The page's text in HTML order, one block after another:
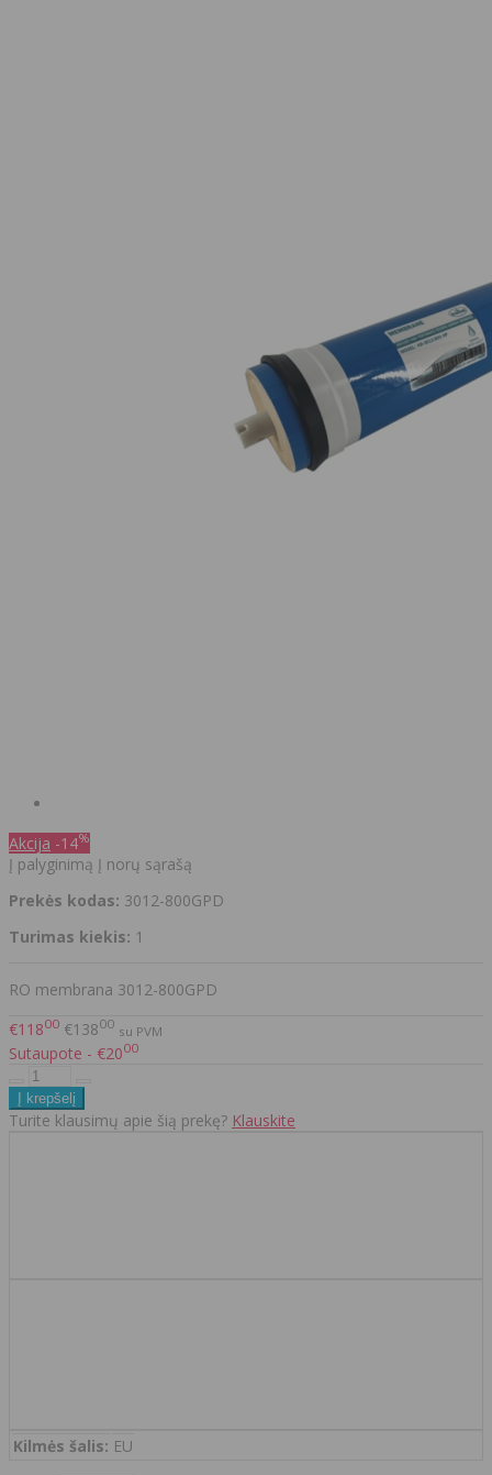
Akcija -14%
Į palyginimą Į norų sąrašą
Prekės kodas: 3012-800GPD
Turimas kiekis: 1
RO membrana 3012-800GPD
€11800 €13800 su PVM
Sutaupote - €2000
Turite klausimų apie šią prekę? Klauskite
Kilmės šalis: EU